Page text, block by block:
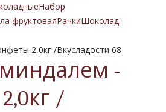
Набор
фруктоваяРачкиШоколад
2,0кг /Вкусладости 68
-
/